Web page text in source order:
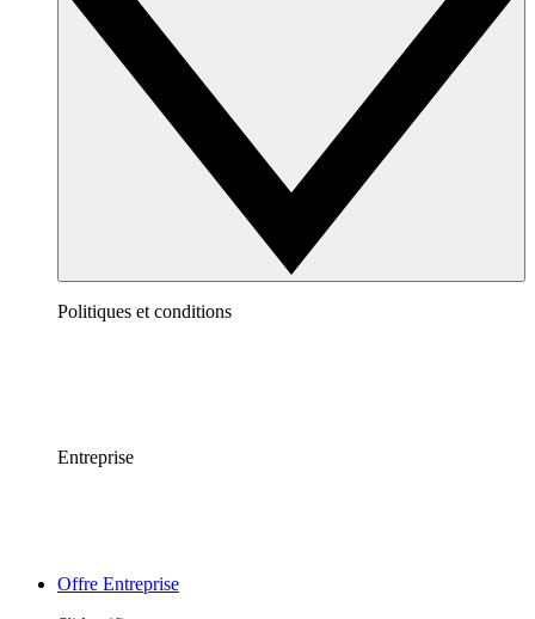
Politiques et conditions
Entreprise
Offre Entreprise